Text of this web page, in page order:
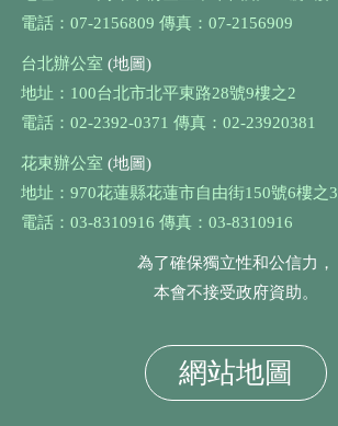
電話：07-2156809 傳真：07-2156909
台北辦公室 (地圖)
地址：100台北市北平東路28號9樓之2
電話：02-2392-0371 傳真：02-23920381
花東辦公室 (地圖)
地址：970花蓮縣花蓮市自由街150號6樓之3
電話：03-8310916 傳真：03-8310916
為了確保獨立性和公信力，
本會不接受政府資助。
網站地圖